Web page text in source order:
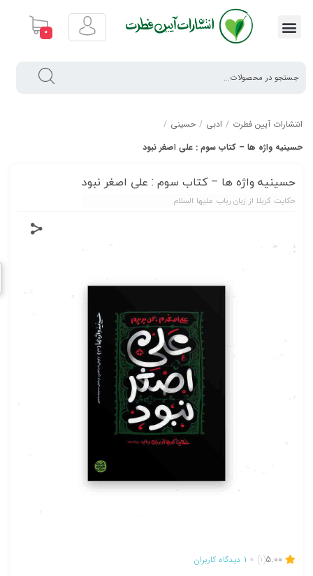
0
انتشارات آیین فطرت / ادبی / حسینی /
حسینیه واژه ها – کتاب سوم : علی اصغر نبود
حسینیه واژه ها – کتاب سوم : علی اصغر نبود
حکایت کربلا از زبان رباب علیها السلام
5.00
(1)
1 دیدگاه کاربران